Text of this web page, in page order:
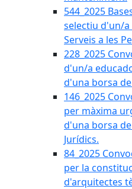
544_2025
selectiu d'un/
Serveis a les
228_2025
d'un/a
d'una borsa
146_2025
per màxima
d'una borsa
Jurídics.
84_2025
per la
d'arquitectes